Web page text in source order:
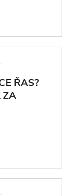
ŘAS?
ZA